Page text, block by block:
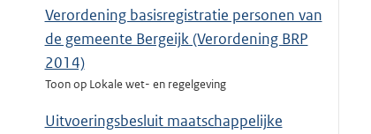
Verordening basisregistratie personen van
de gemeente Bergeijk (Verordening BRP
2014)
Toon op Lokale wet- en regelgeving
Uitvoeringsbesluit maatschappelijke